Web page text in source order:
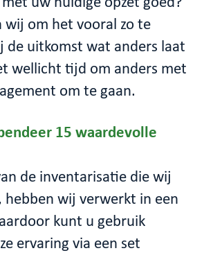
wij om het vooral zo te
de uitkomst wat anders laat
wellicht tijd om anders met
om te gaan.
15 waardevolle
de inventarisatie die wij
hebben wij verwerkt in een
kunt u gebruik
ervaring via een set